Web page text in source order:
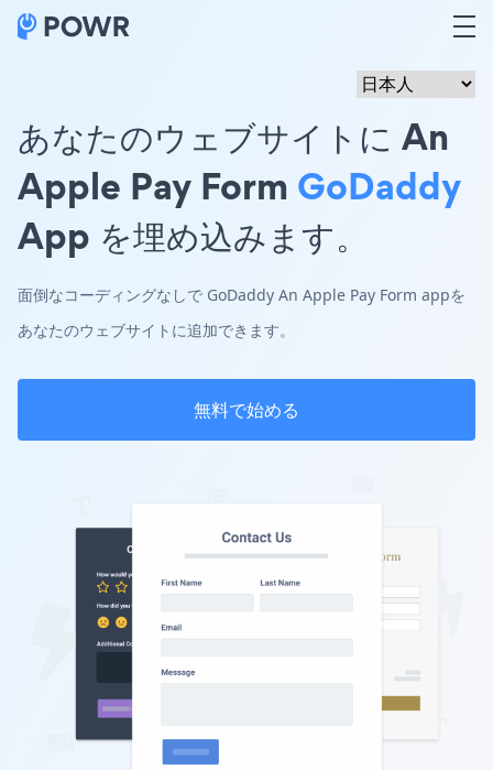
あなたのウェブサイトに An
Apple Pay Form GoDaddy
App を埋め込みます。
面倒なコーディングなしで GoDaddy An Apple Pay Form appを
あなたのウェブサイトに追加できます。
無料で始める